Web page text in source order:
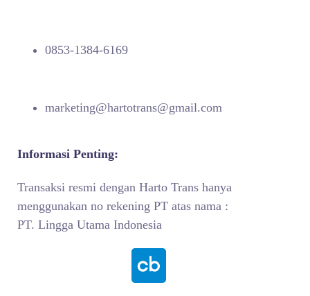
0853-1384-6169
marketing@hartotrans@gmail.com
Informasi Penting:
Transaksi resmi dengan Harto Trans hanya
menggunakan no rekening PT atas nama :
PT. Lingga Utama Indonesia